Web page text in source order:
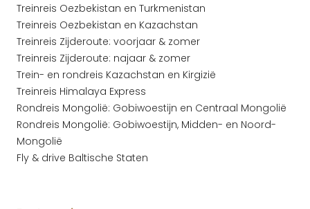
Treinreis Oezbekistan en Turkmenistan
Treinreis Oezbekistan en Kazachstan
Treinreis Zijderoute: voorjaar & zomer
Treinreis Zijderoute: najaar & zomer
Trein- en rondreis Kazachstan en Kirgizië
Treinreis Himalaya Express
Rondreis Mongolië: Gobiwoestijn en Centraal Mongolië
Rondreis Mongolië: Gobiwoestijn, Midden- en Noord-
Mongolië
Fly & drive Baltische Staten